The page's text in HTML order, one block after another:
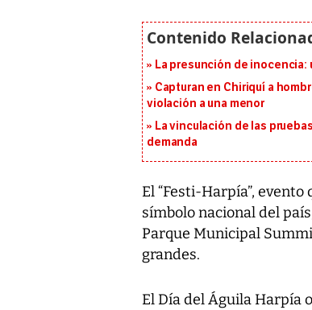
La presunción de
Capturan en Chiriquí a
violación a una menor
La vinculación de las
demanda
El “Festi-Harpía”,
símbolo nacional del
Parque Municipal
grandes.
El Día del Águila Harpía